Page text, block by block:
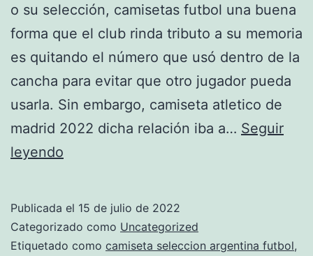
o su selección, camisetas futbol una buena
forma que el club rinda tributo a su memoria
es quitando el número que usó dentro de la
cancha para evitar que otro jugador pueda
usarla. Sin embargo, camiseta atletico de
madrid 2022 dicha relación iba a… Seguir
leyendo
Fútbol
Publicada el 15 de julio de 2022
Categorizado como Uncategorized
Etiquetado como camiseta seleccion argentina futbol,